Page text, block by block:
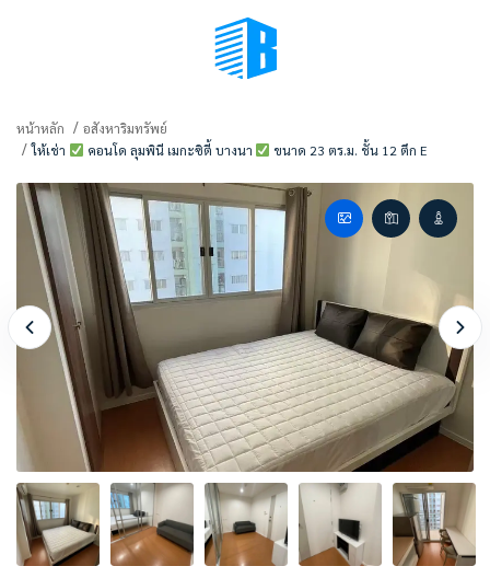
(เลือกมุมมอง)
หน้าหลัก
อสังหาริมทรัพย์
ให้เช่า
คอนโด ลุมพินี เมกะซิตี้ บางนา ขนาด 23 ตร.ม. ชั้น 12 ตึก E